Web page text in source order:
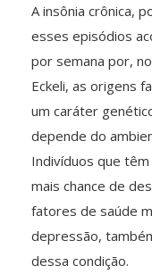
A insônia crônica,
esses episódios
por semana por,
Eckeli, as origens
um caráter
depende do
Indivíduos que
mais chance de
fatores de saúde
depressão,
dessa condição.